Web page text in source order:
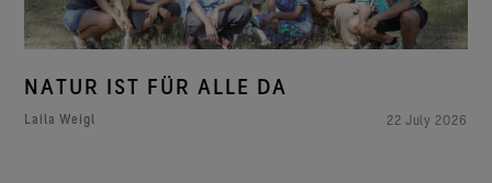
NATUR IST FÜR ALLE DA
Laila Weigl 22 July 2026